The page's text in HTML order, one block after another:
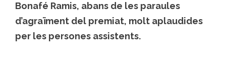
Bonafé Ramis, abans de les paraules
d’agraïment del premiat, molt aplaudides
per les persones assistents.